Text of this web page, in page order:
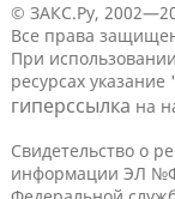
© ЗАКС.Ру,
Все права
При
ресурсах
гиперссылка на
Свидетельство о
информации ЭЛ